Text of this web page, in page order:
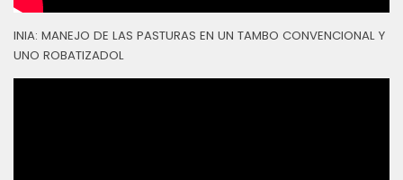
INIA: MANEJO DE LAS PASTURAS EN UN TAMBO CONVENCIONAL Y
UNO ROBATIZADOL